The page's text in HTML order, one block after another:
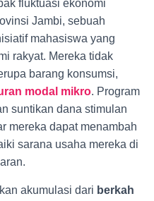
fluktuasi ekonomi
Jambi, sebuah
mahasiswa yang
rakyat. Mereka tidak
barang konsumsi,
modal mikro. Program
suntikan dana stimulan
mereka dapat menambah
sarana usaha mereka di
akumulasi dari berkah